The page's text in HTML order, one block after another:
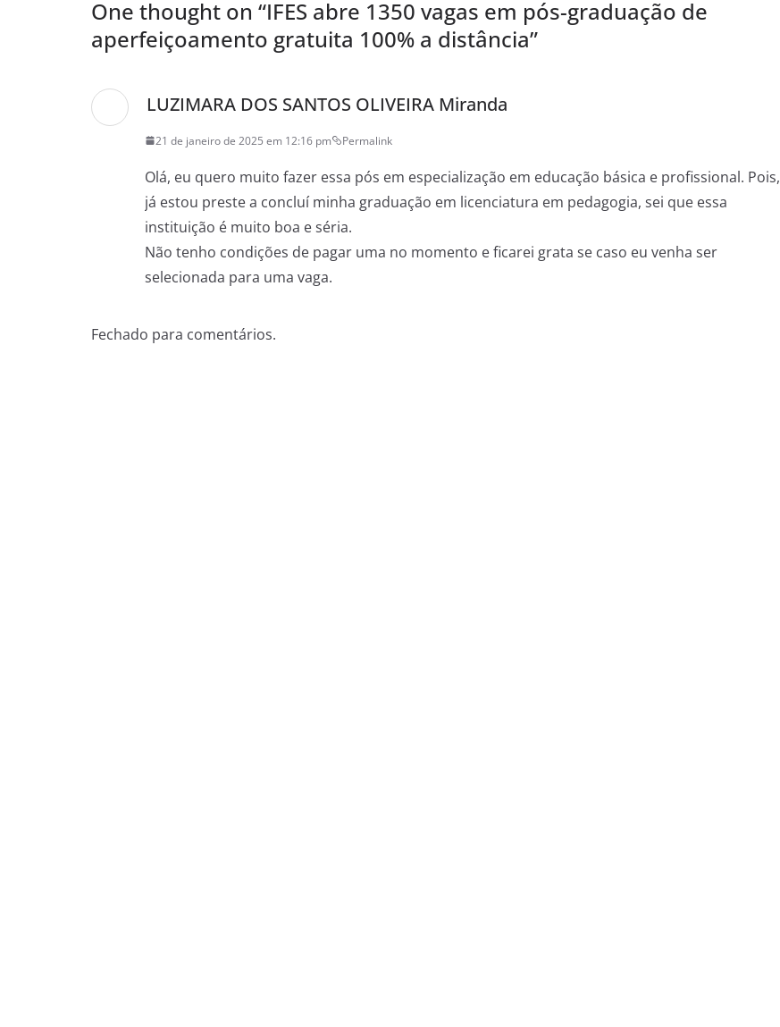
One thought on “IFES abre 1350 vagas em pós-graduação de
aperfeiçoamento gratuita 100% a distância”
LUZIMARA DOS SANTOS OLIVEIRA Miranda
21 de janeiro de 2025 em 12:16 pm Permalink
Olá, eu quero muito fazer essa pós em especialização em educação básica e profissional. Pois,
já estou preste a concluí minha graduação em licenciatura em pedagogia, sei que essa
instituição é muito boa e séria.
Não tenho condições de pagar uma no momento e ficarei grata se caso eu venha ser
selecionada para uma vaga.
Fechado para comentários.